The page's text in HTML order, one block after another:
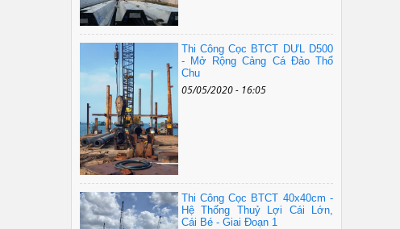
Thi Công Cọc BTCT DƯL D500
- Mở Rộng Cảng Cá Đảo Thổ
Chu
05/05/2020 - 16:05
Thi Công Cọc BTCT 40x40cm -
Hệ Thống Thuỷ Lợi Cái Lớn,
Cái Bé - Giai Đoạn 1